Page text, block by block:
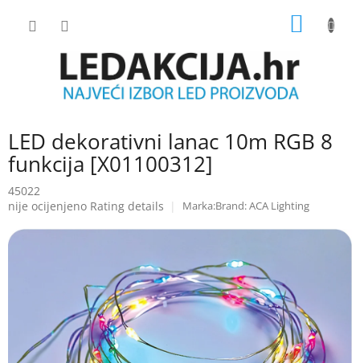
LED dekorativni lanac 10m RGB 8
funkcija [X01100312]
45022
The
product
stars.
nije ocijenjeno Rating details Brand:ACA Lighting